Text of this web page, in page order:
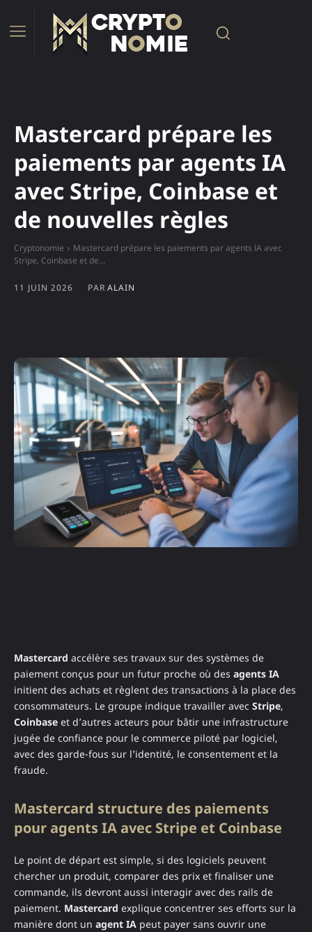
Mastercard prépare les
paiements par agents IA
avec Stripe, Coinbase et
de nouvelles règles
Cryptonomie
Mastercard prépare les paiements par agents IA avec
Stripe, Coinbase et de...
11 JUIN 2026 PAR ALAIN
Mastercard accélère ses travaux sur des systèmes de
paiement conçus pour un futur proche où des agents IA
initient des achats et règlent des transactions à la place des
consommateurs. Le groupe indique travailler avec Stripe,
Coinbase et d’autres acteurs pour bâtir une infrastructure
jugée de confiance pour le commerce piloté par logiciel,
avec des garde-fous sur l’identité, le consentement et la
fraude.
Mastercard structure des paiements
pour agents IA avec Stripe et Coinbase
Le point de départ est simple, si des logiciels peuvent
chercher un produit, comparer des prix et finaliser une
commande, ils devront aussi interagir avec des rails de
paiement. Mastercard explique concentrer ses efforts sur la
manière dont un agent IA peut payer sans ouvrir une